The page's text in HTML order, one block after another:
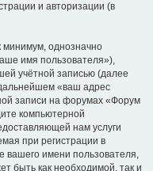
и авторизации (в
минимум, однозначно
имя пользователя»),
учётной записью (далее
«ваш адрес
записи на форумах «Форум
компьютерной
нам услуги
при регистрации в
вашего имени пользователя,
быть как необходимой, так и